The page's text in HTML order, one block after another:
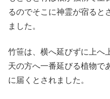
るのでそこに神霊が宿ると
ました。
竹笹は、横へ延びずに上へ
天の方へ一番延びる植物で
に届くとされました。